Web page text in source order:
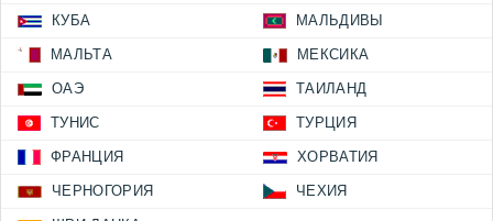
КУБА МАЛЬДИВЫ
МАЛЬТА МЕКСИКА
ОАЭ ТАИЛАНД
ТУНИС ТУРЦИЯ
ФРАНЦИЯ ХОРВАТИЯ
ЧЕРНОГОРИЯ ЧЕХИЯ